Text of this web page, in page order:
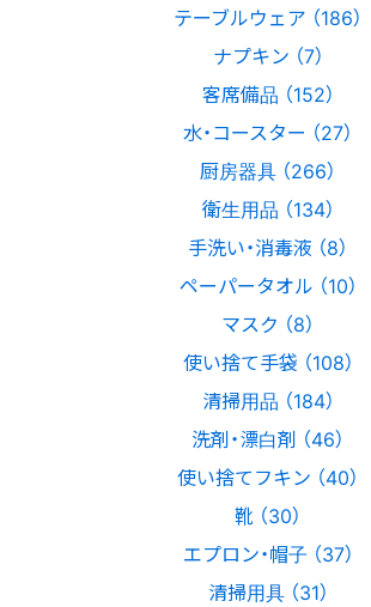
テーブルウェア （186）
ナプキン （7）
客席備品 （152）
水・コースター （27）
厨房器具 （266）
衛生用品 （134）
手洗い・消毒液 （8）
ペーパータオル （10）
マスク （8）
使い捨て手袋 （108）
清掃用品 （184）
洗剤・漂白剤 （46）
使い捨てフキン （40）
靴 （30）
エプロン・帽子 （37）
清掃用具 （31）